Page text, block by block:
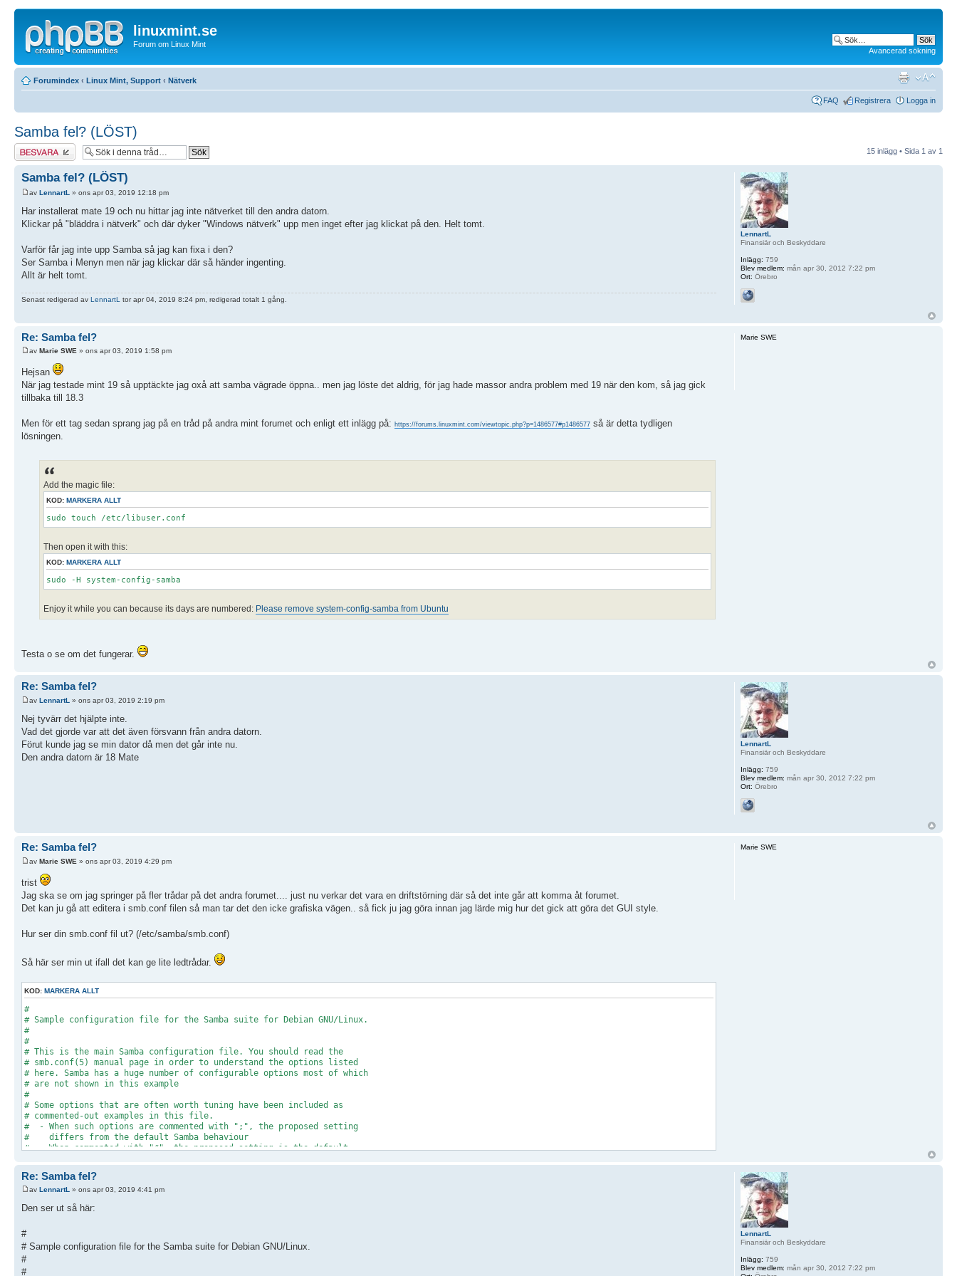
linuxmint.se
Forum om Linux Mint
Avancerad sökning
Forumindex ‹ Linux Mint, Support ‹ Nätverk
FAQ Registrera Logga in
Samba fel? (LÖST)
Besvara 15 inlägg • Sida 1 av 1
Samba fel? (LÖST)
av LennartL » ons apr 03, 2019 12:18 pm
Har installerat mate 19 och nu hittar jag inte nätverket till den andra datorn.
Klickar på "bläddra i nätverk" och där dyker "Windows nätverk" upp men inget efter jag klickat på den. Helt tomt.
Varför får jag inte upp Samba så jag kan fixa i den?
Ser Samba i Menyn men när jag klickar där så händer ingenting.
Allt är helt tomt.
Senast redigerad av LennartL tor apr 04, 2019 8:24 pm, redigerad totalt 1 gång.
LennartL
Finansiär och Beskyddare
Inlägg: 759
Blev medlem: mån apr 30, 2012 7:22 pm
Ort: Örebro
Re: Samba fel?
av Marie SWE » ons apr 03, 2019 1:58 pm
Hejsan
När jag testade mint 19 så upptäckte jag oxå att samba vägrade öppna.. men jag löste det aldrig, för jag hade massor andra problem med 19 när den kom, så jag gick
tillbaka till 18.3
Men för ett tag sedan sprang jag på en tråd på andra mint forumet och enligt ett inlägg på: https://forums.linuxmint.com/viewtopic.php?p=1486577#p1486577 så är detta tydligen
lösningen.
Add the magic file:
KOD: MARKERA ALLT
sudo touch /etc/libuser.conf
Then open it with this:
KOD: MARKERA ALLT
sudo -H system-config-samba
Enjoy it while you can because its days are numbered: Please remove system-config-samba from Ubuntu
Testa o se om det fungerar.
Marie SWE
Re: Samba fel?
av LennartL » ons apr 03, 2019 2:19 pm
Nej tyvärr det hjälpte inte.
Vad det gjorde var att det även försvann från andra datorn.
Förut kunde jag se min dator då men det går inte nu.
Den andra datorn är 18 Mate
LennartL
Finansiär och Beskyddare
Inlägg: 759
Blev medlem: mån apr 30, 2012 7:22 pm
Ort: Örebro
Re: Samba fel?
av Marie SWE » ons apr 03, 2019 4:29 pm
trist
Jag ska se om jag springer på fler trådar på det andra forumet.... just nu verkar det vara en driftstörning där så det inte går att komma åt forumet.
Det kan ju gå att editera i smb.conf filen så man tar det den icke grafiska vägen.. så fick ju jag göra innan jag lärde mig hur det gick att göra det GUI style.
Hur ser din smb.conf fil ut? (/etc/samba/smb.conf)
Så här ser min ut ifall det kan ge lite ledtrådar.
KOD: MARKERA ALLT
#
# Sample configuration file for the Samba suite for Debian GNU/Linux.
#
#
# This is the main Samba configuration file. You should read the
# smb.conf(5) manual page in order to understand the options listed
# here. Samba has a huge number of configurable options most of which
# are not shown in this example
#
# Some options that are often worth tuning have been included as
# commented-out examples in this file.
# - When such options are commented with ";", the proposed setting
# differs from the default Samba behaviour
# - When commented with "#", the proposed setting is the default
#
# NOTE: Whenever you modify this file you should run the command
# errors.
#======================= Global Settings =======================
[global]
Marie SWE
Re: Samba fel?
av LennartL » ons apr 03, 2019 4:41 pm
Den ser ut så här:
#
# Sample configuration file for the Samba suite for Debian GNU/Linux.
#
#
LennartL
Finansiär och Beskyddare
Inlägg: 759
Blev medlem: mån apr 30, 2012 7:22 pm